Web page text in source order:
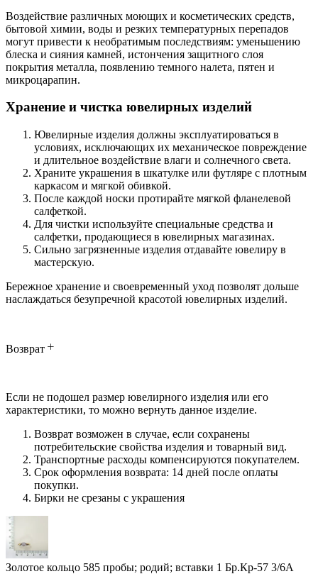
Воздействие различных моющих и косметических средств,
бытовой химии, воды и резких температурных перепадов
могут привести к необратимым последствиям: уменьшению
блеска и сияния камней, истончения защитного слоя
покрытия металла, появлению темного налета, пятен и
микроцарапин.
Хранение и чистка ювелирных изделий
Ювелирные изделия должны эксплуатироваться в
условиях, исключающих их механическое повреждение
и длительное воздействие влаги и солнечного света.
Храните украшения в шкатулке или футляре с плотным
каркасом и мягкой обивкой.
После каждой носки протирайте мягкой фланелевой
салфеткой.
Для чистки используйте специальные средства и
салфетки, продающиеся в ювелирных магазинах.
Сильно загрязненные изделия отдавайте ювелиру в
мастерскую.
Бережное хранение и своевременный уход позволят дольше
наслаждаться безупречной красотой ювелирных изделий.
Возврат
Если не подошел размер ювелирного изделия или его
характеристики, то можно вернуть данное изделие.
Возврат возможен в случае, если сохранены
потребительские свойства изделия и товарный вид.
Транспортные расходы компенсируются покупателем.
Срок оформления возврата: 14 дней после оплаты
покупки.
Бирки не срезаны с украшения
Золотое кольцо 585 пробы; родий; вставки 1 Бр.Кр-57 3/6А